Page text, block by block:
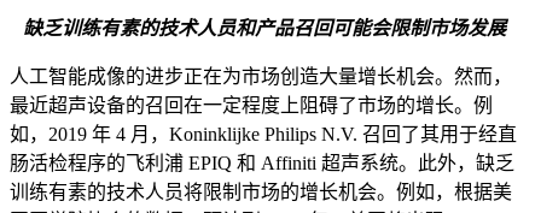
缺乏训练有素的技术人员和产品召回可能会限制市场发展
人工智能成像的进步正在为市场创造大量增长机会。然而，
最近超声设备的召回在一定程度上阻碍了市场的增长。例
如，2019 年 4 月，Koninklijke Philips N.V. 召回了其用于经直
肠活检程序的飞利浦 EPIQ 和 Affiniti 超声系统。此外，缺乏
训练有素的技术人员将限制市场的增长机会。例如，根据美